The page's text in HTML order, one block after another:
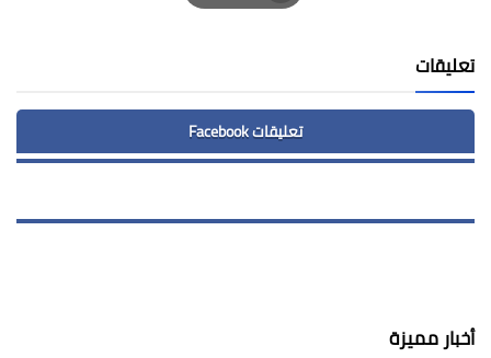
Print
تعليقات
تعليقات Facebook
أخبار مميزة